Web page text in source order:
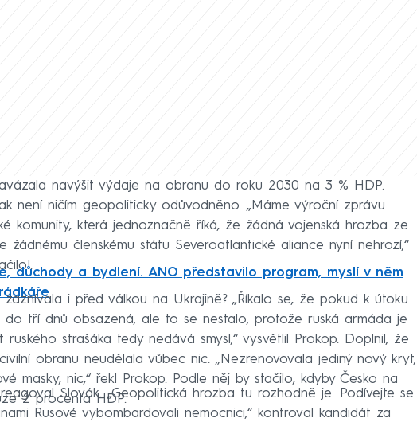
navýšit výdaje na obranu do roku 2030 na 3 % HDP.
není ničím geopoliticky odůvodněno. „Máme výroční zprávu
komunity, která jednoznačně říká, že žádná vojenská hrozba ze
žádnému členskému státu Severoatlantické aliance nyní nehrozí,“
důchody a bydlení. ANO představilo program, myslí v něm
i před válkou na Ukrajině? „Říkalo se, že pokud k útoku
do tří dnů obsazená, ale to se nestalo, protože ruská armáda je
strašáka tedy nedává smysl,“ vysvětlil Prokop. Doplnil, že
obranu neudělala vůbec nic. „Nezrenovovala jediný nový kryt,
masky, nic,“ řekl Prokop. Podle něj by stačilo, kdyby Česko na
2 procenta HDP.
Slovák. „Geopolitická hrozba tu rozhodně je. Podívejte se
Rusové vybombardovali nemocnici,“ kontroval kandidát za